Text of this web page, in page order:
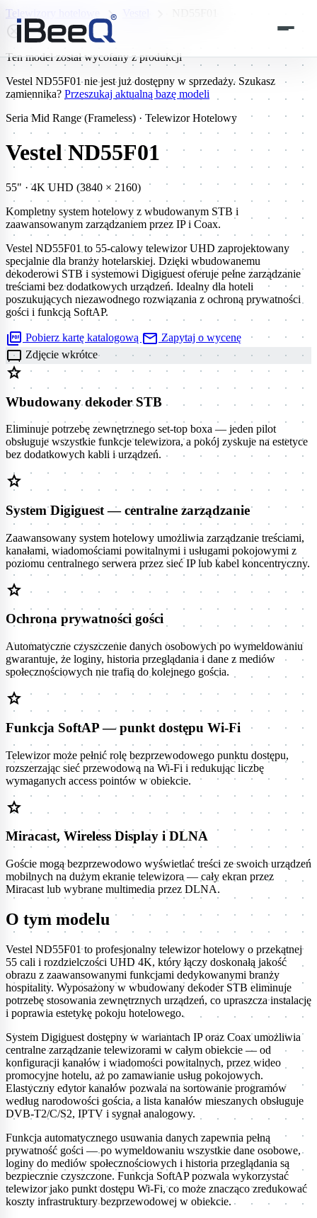
Telewizory hotelowe chevron_right
highlight_off
Ten model został wycofany z produkcji
Vestel ND55F01 nie jest już dostępny w sprzedaży. Szukasz
zamiennika? Przeszukaj aktualną bazę modeli
Seria Mid Range (Frameless) · Telewizor Hotelowy
Vestel ND55F01
55" · 4K UHD (3840 × 2160)
Kompletny system hotelowy z wbudowanym STB i
zaawansowanym zarządzaniem przez IP i Coax.
Vestel ND55F01 to 55-calowy telewizor UHD zaprojektowany
specjalnie dla branży hotelarskiej. Dzięki wbudowanemu
dekoderowi STB i systemowi Digiguest oferuje pełne zarządzanie
treściami bez dodatkowych urządzeń. Idealny dla hoteli
poszukujących niezawodnego rozwiązania z ochroną prywatności
gości i funkcją SoftAP.
picture_as_pdf Pobierz kartę katalogową mail Zapytaj o wycenę
tv_gen Zdjęcie wkrótce
star
Wbudowany dekoder STB
Eliminuje potrzebę zewnętrznego set-top boxa — jeden pilot
obsługuje wszystkie funkcje telewizora, a pokój zyskuje na estetyce
bez dodatkowych kabli i urządzeń.
star
System Digiguest — centralne zarządzanie
Zaawansowany system hotelowy umożliwia zarządzanie treściami,
kanałami, wiadomościami powitalnymi i usługami pokojowymi z
poziomu centralnego serwera przez sieć IP lub kabel koncentryczny.
star
Ochrona prywatności gości
Automatyczne czyszczenie danych osobowych po wymeldowaniu
gwarantuje, że loginy, historia przeglądania i dane z mediów
społecznościowych nie trafią do kolejnego gościa.
star
Funkcja SoftAP — punkt dostępu Wi-Fi
Telewizor może pełnić rolę bezprzewodowego punktu dostępu,
rozszerzając sieć przewodową na Wi-Fi i redukując liczbę
wymaganych access pointów w obiekcie.
star
Miracast, Wireless Display i DLNA
Goście mogą bezprzewodowo wyświetlać treści ze swoich urządzeń
mobilnych na dużym ekranie telewizora — cały ekran przez
Miracast lub wybrane multimedia przez DLNA.
O tym modelu
Vestel ND55F01 to profesjonalny telewizor hotelowy o przekątnej
55 cali i rozdzielczości UHD 4K, który łączy doskonałą jakość
obrazu z zaawansowanymi funkcjami dedykowanymi branży
hospitality. Wyposażony w wbudowany dekoder STB eliminuje
potrzebę stosowania zewnętrznych urządzeń, co upraszcza instalację
i poprawia estetykę pokoju hotelowego.
System Digiguest dostępny w wariantach IP oraz Coax umożliwia
centralne zarządzanie telewizorami w całym obiekcie — od
konfiguracji kanałów i wiadomości powitalnych, przez wideo
promocyjne hotelu, aż po zamawianie usług pokojowych.
Elastyczny edytor kanałów pozwala na sortowanie programów
według narodowości gościa, a lista kanałów mieszanych obsługuje
DVB-T2/C/S2, IPTV i sygnał analogowy.
Funkcja automatycznego usuwania danych zapewnia pełną
prywatność gości — po wymeldowaniu wszystkie dane osobowe,
loginy do mediów społecznościowych i historia przeglądania są
bezpiecznie czyszczone. Funkcja SoftAP pozwala wykorzystać
telewizor jako punkt dostępu Wi-Fi, co może znacząco zredukować
koszty infrastruktury bezprzewodowej w obiekcie.